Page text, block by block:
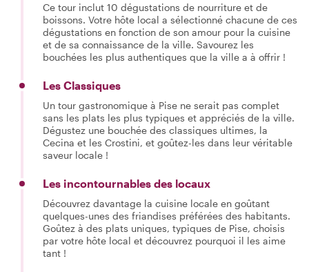
Ce tour inclut 10 dégustations de nourriture et de
boissons. Votre hôte local a sélectionné chacune de ces
dégustations en fonction de son amour pour la cuisine
et de sa connaissance de la ville. Savourez les
bouchées les plus authentiques que la ville a à offrir !
Les Classiques
Un tour gastronomique à Pise ne serait pas complet
sans les plats les plus typiques et appréciés de la ville.
Dégustez une bouchée des classiques ultimes, la
Cecina et les Crostini, et goûtez-les dans leur véritable
saveur locale !
Les incontournables des locaux
Découvrez davantage la cuisine locale en goûtant
quelques-unes des friandises préférées des habitants.
Goûtez à des plats uniques, typiques de Pise, choisis
par votre hôte local et découvrez pourquoi il les aime
tant !